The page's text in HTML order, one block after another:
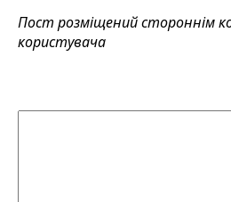
Пост розміщений стороннім
користувача